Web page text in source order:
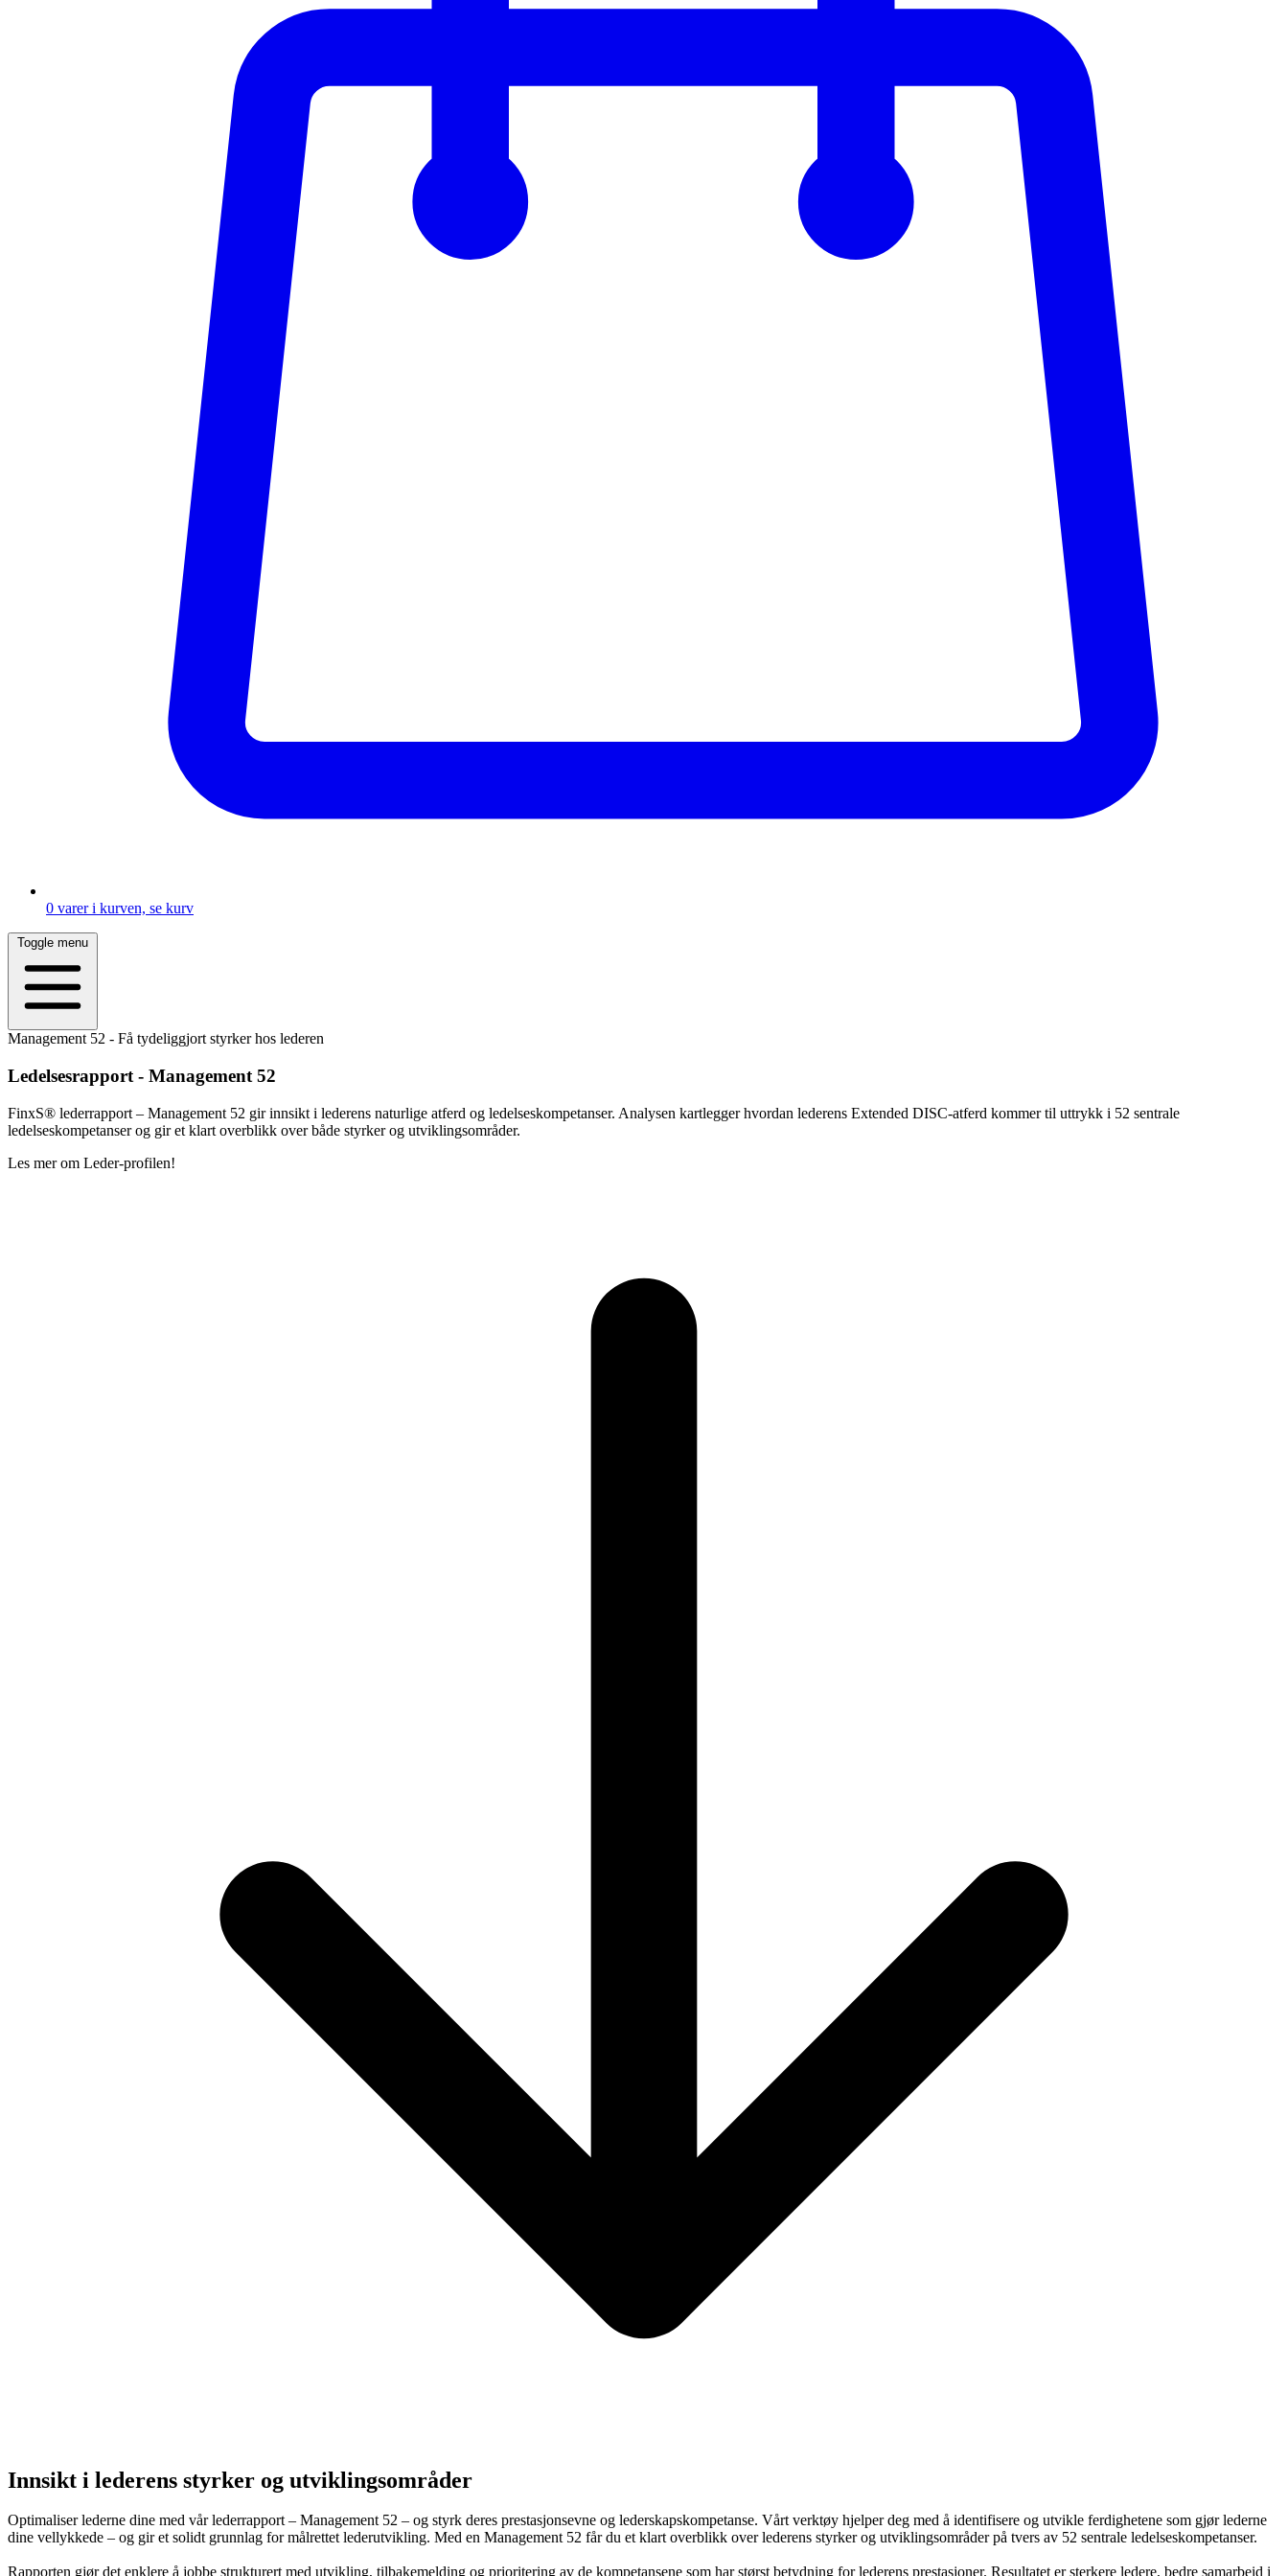
0 varer i kurven, se kurv
Toggle menu
Management 52 - Få tydeliggjort styrker hos lederen
Ledelsesrapport - Management 52
FinxS® lederrapport – Management 52 gir innsikt i lederens naturlige atferd og ledelseskompetanser. Analysen kartlegger hvordan lederens Extended DISC-atferd kommer til uttrykk i 52 sentrale
ledelseskompetanser og gir et klart overblikk over både styrker og utviklingsområder.
Les mer om Leder-profilen!
Innsikt i lederens styrker og utviklingsområder
Optimaliser lederne dine med vår lederrapport – Management 52 – og styrk deres prestasjonsevne og lederskapskompetanse. Vårt verktøy hjelper deg med å identifisere og utvikle ferdighetene som gjør lederne
dine vellykkede – og gir et solidt grunnlag for målrettet lederutvikling. Med en Management 52 får du et klart overblikk over lederens styrker og utviklingsområder på tvers av 52 sentrale ledelseskompetanser.
Rapporten gjør det enklere å jobbe strukturert med utvikling, tilbakemelding og prioritering av de kompetansene som har størst betydning for lederens prestasjoner. Resultatet er sterkere ledere, bedre samarbeid i